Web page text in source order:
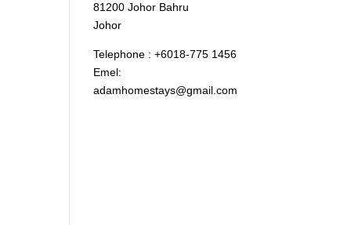
81200 Johor Bahru
Johor
Telephone : +6018-775 1456
Emel:
adamhomestays@gmail.com